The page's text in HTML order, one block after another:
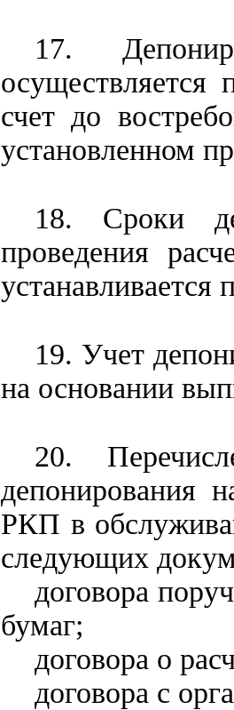
17.
осуществляется
счет до
установленном
18. Сроки
проведения
19. Учет
на основании
20.
депонирования
РКП в
следующих
договора
бумаг;
договора о
договора с